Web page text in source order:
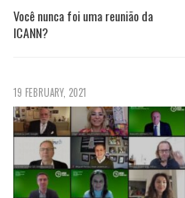
Você nunca foi uma reunião da
ICANN?
19 FEBRUARY, 2021